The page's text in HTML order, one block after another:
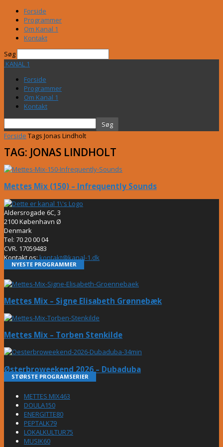
Forside
Programmer
Om Kanal 1
Kontakt
Søg
KANAL 1
Forside
Programmer
Om Kanal 1
Kontakt
Forside Tags Jonas Lindholt
TAG: JONAS LINDHOLT
Mettes Mix (150) – Infrequently Sounds
Aldersrogade 6C, 3
2100 København Ø
Denmark
Tel: 70 20 00 04
CVR. 17059483
Kontakt os: kontakt@kanal-1.dk
NYESTE PROGRAMMER
Mettes Mix – Signe Elisabeth Grønnebæk
Mettes Mix – Torben Stenkilde
Østerbroweekend 2026 – Dubaduba
STØRSTE PROGRAMSERIER
METTES MIX463
DOULA150
ENERGITTE80
PEPTALK79
LOKALKULTUR75
MUSIK60